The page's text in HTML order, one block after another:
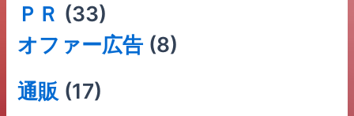
ＰＲ (33)
オファー広告 (8)
通販 (17)